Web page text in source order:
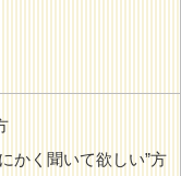
かく聞いて欲しい”方